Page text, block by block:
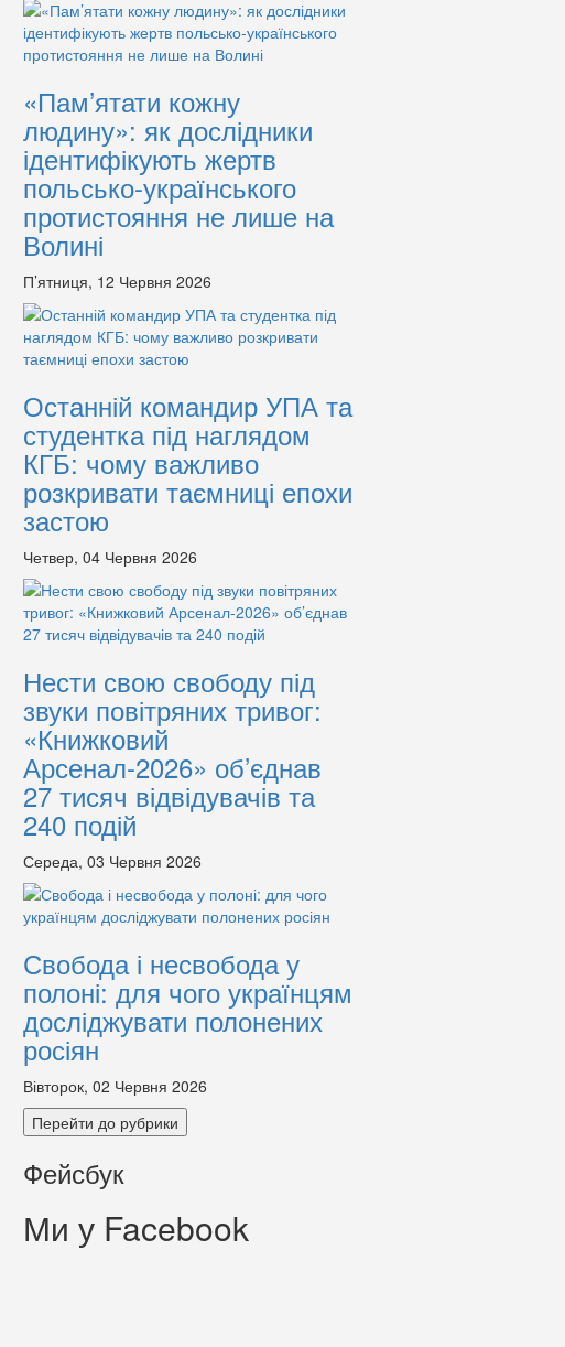
«Пам’ятати кожну
людину»: як дослідники
ідентифікують жертв
польсько-українського
протистояння не лише на
Волині
П’ятниця, 12 Червня 2026
Останній командир УПА та
студентка під наглядом
КГБ: чому важливо
розкривати таємниці епохи
застою
Четвер, 04 Червня 2026
Нести свою свободу під
звуки повітряних тривог:
«Книжковий
Арсенал-2026» об’єднав
27 тисяч відвідувачів та
240 подій
Середа, 03 Червня 2026
Свобода і несвобода у
полоні: для чого українцям
досліджувати полонених
росіян
Вівторок, 02 Червня 2026
Перейти до рубрики
Фейсбук
Ми у Facebook